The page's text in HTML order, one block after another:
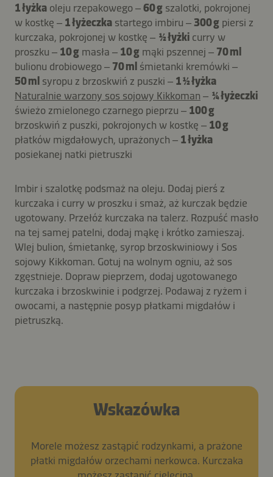
1 łyżka oleju rzepakowego –60 g szalotki, pokrojonej
w kostkę – 1 łyżeczka startego imbiru – 300 g piersi z
kurczaka, pokrojonej w kostkę – ½ łyżki curry w
proszku – 10 g masła – 10 g mąki pszennej – 70 ml
bulionu drobiowego – 70 ml śmietanki kremówki –
50 ml syropu z brzoskwiń z puszki – 1 ½ łyżka
Naturalnie warzony sos sojowy Kikkoman – ¼ łyżeczki
świeżo zmielonego czarnego pieprzu – 100 g
brzoskwiń z puszki, pokrojonych w kostkę – 10 g
płatków migdałowych, uprażonych – 1 łyżka
posiekanej natki pietruszki
Imbir i szalotkę podsmaż na oleju. Dodaj pierś z
kurczaka i curry w proszku i smaż, aż kurczak będzie
ugotowany. Przełóż kurczaka na talerz. Rozpuść masło
na tej samej patelni, dodaj mąkę i krótko zamieszaj.
Wlej bulion, śmietankę, syrop brzoskwiniowy i Sos
sojowy Kikkoman. Gotuj na wolnym ogniu, aż sos
zgęstnieje. Dopraw pieprzem, dodaj ugotowanego
kurczaka i brzoskwinie i podgrzej. Podawaj z ryżem i
owocami, a następnie posyp płatkami migdałów i
pietruszką.
Wskazówka
Morele możesz zastąpić rodzynkami, a prażone
płatki migdałów orzechami nerkowca. Kurczaka